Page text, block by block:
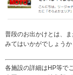
普段のお出かけとは、
みてはいかがでしょうか
各施設の詳細はHP等で